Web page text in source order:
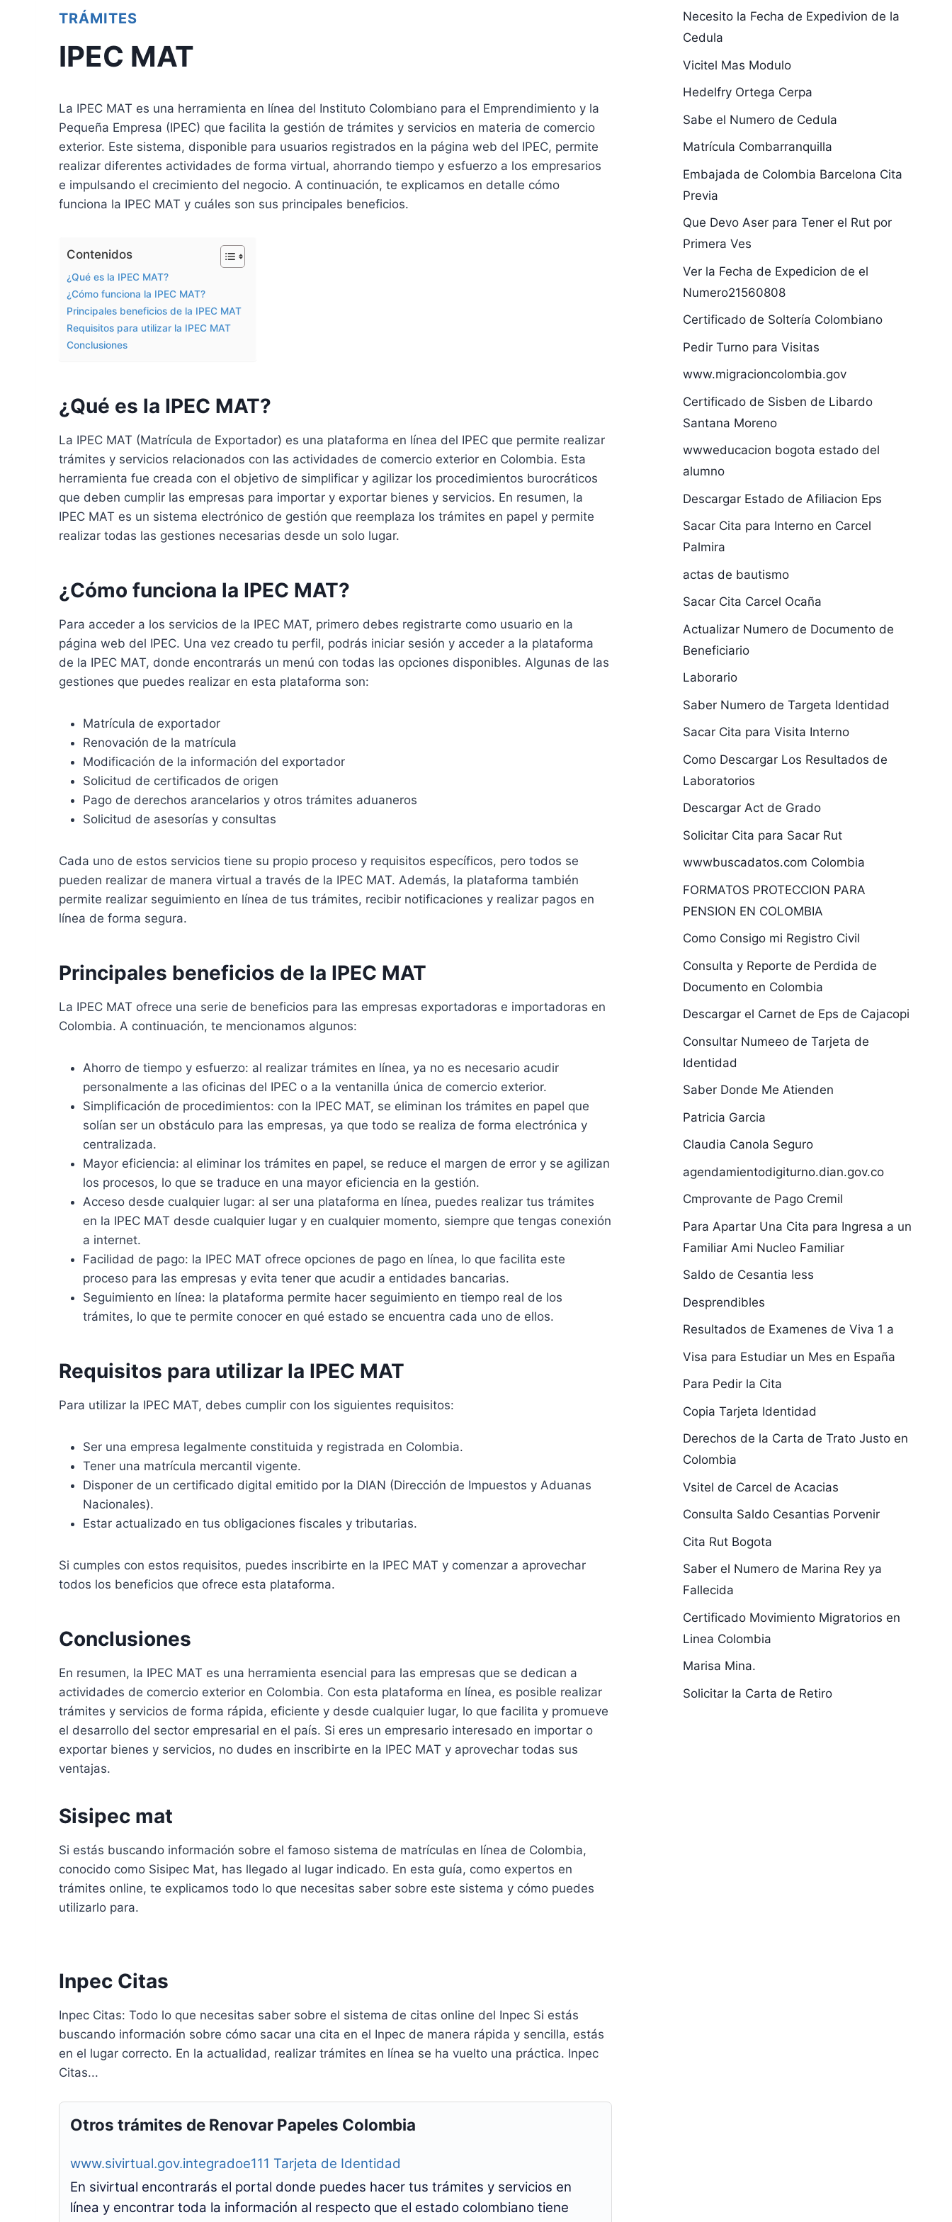
TRÁMITES
IPEC MAT
La IPEC MAT es una herramienta en línea del Instituto Colombiano para el Emprendimiento y la
Pequeña Empresa (IPEC) que facilita la gestión de trámites y servicios en materia de comercio
exterior. Este sistema, disponible para usuarios registrados en la página web del IPEC, permite
realizar diferentes actividades de forma virtual, ahorrando tiempo y esfuerzo a los empresarios
e impulsando el crecimiento del negocio. A continuación, te explicamos en detalle cómo
funciona la IPEC MAT y cuáles son sus principales beneficios.
Contenidos
¿Qué es la IPEC MAT?
¿Cómo funciona la IPEC MAT?
Principales beneficios de la IPEC MAT
Requisitos para utilizar la IPEC MAT
Conclusiones
¿Qué es la IPEC MAT?
La IPEC MAT (Matrícula de Exportador) es una plataforma en línea del IPEC que permite realizar
trámites y servicios relacionados con las actividades de comercio exterior en Colombia. Esta
herramienta fue creada con el objetivo de simplificar y agilizar los procedimientos burocráticos
que deben cumplir las empresas para importar y exportar bienes y servicios. En resumen, la
IPEC MAT es un sistema electrónico de gestión que reemplaza los trámites en papel y permite
realizar todas las gestiones necesarias desde un solo lugar.
¿Cómo funciona la IPEC MAT?
Para acceder a los servicios de la IPEC MAT, primero debes registrarte como usuario en la
página web del IPEC. Una vez creado tu perfil, podrás iniciar sesión y acceder a la plataforma
de la IPEC MAT, donde encontrarás un menú con todas las opciones disponibles. Algunas de las
gestiones que puedes realizar en esta plataforma son:
Matrícula de exportador
Renovación de la matrícula
Modificación de la información del exportador
Solicitud de certificados de origen
Pago de derechos arancelarios y otros trámites aduaneros
Solicitud de asesorías y consultas
Cada uno de estos servicios tiene su propio proceso y requisitos específicos, pero todos se
pueden realizar de manera virtual a través de la IPEC MAT. Además, la plataforma también
permite realizar seguimiento en línea de tus trámites, recibir notificaciones y realizar pagos en
línea de forma segura.
Principales beneficios de la IPEC MAT
La IPEC MAT ofrece una serie de beneficios para las empresas exportadoras e importadoras en
Colombia. A continuación, te mencionamos algunos:
Ahorro de tiempo y esfuerzo: al realizar trámites en línea, ya no es necesario acudir
personalmente a las oficinas del IPEC o a la ventanilla única de comercio exterior.
Simplificación de procedimientos: con la IPEC MAT, se eliminan los trámites en papel que
solían ser un obstáculo para las empresas, ya que todo se realiza de forma electrónica y
centralizada.
Mayor eficiencia: al eliminar los trámites en papel, se reduce el margen de error y se agilizan
los procesos, lo que se traduce en una mayor eficiencia en la gestión.
Acceso desde cualquier lugar: al ser una plataforma en línea, puedes realizar tus trámites
en la IPEC MAT desde cualquier lugar y en cualquier momento, siempre que tengas conexión
a internet.
Facilidad de pago: la IPEC MAT ofrece opciones de pago en línea, lo que facilita este
proceso para las empresas y evita tener que acudir a entidades bancarias.
Seguimiento en línea: la plataforma permite hacer seguimiento en tiempo real de los
trámites, lo que te permite conocer en qué estado se encuentra cada uno de ellos.
Requisitos para utilizar la IPEC MAT
Para utilizar la IPEC MAT, debes cumplir con los siguientes requisitos:
Ser una empresa legalmente constituida y registrada en Colombia.
Tener una matrícula mercantil vigente.
Disponer de un certificado digital emitido por la DIAN (Dirección de Impuestos y Aduanas
Nacionales).
Estar actualizado en tus obligaciones fiscales y tributarias.
Si cumples con estos requisitos, puedes inscribirte en la IPEC MAT y comenzar a aprovechar
todos los beneficios que ofrece esta plataforma.
Conclusiones
En resumen, la IPEC MAT es una herramienta esencial para las empresas que se dedican a
actividades de comercio exterior en Colombia. Con esta plataforma en línea, es posible realizar
trámites y servicios de forma rápida, eficiente y desde cualquier lugar, lo que facilita y promueve
el desarrollo del sector empresarial en el país. Si eres un empresario interesado en importar o
exportar bienes y servicios, no dudes en inscribirte en la IPEC MAT y aprovechar todas sus
ventajas.
Sisipec mat
Si estás buscando información sobre el famoso sistema de matrículas en línea de Colombia,
conocido como Sisipec Mat, has llegado al lugar indicado. En esta guía, como expertos en
trámites online, te explicamos todo lo que necesitas saber sobre este sistema y cómo puedes
utilizarlo para.
Inpec Citas
Inpec Citas: Todo lo que necesitas saber sobre el sistema de citas online del Inpec Si estás
buscando información sobre cómo sacar una cita en el Inpec de manera rápida y sencilla, estás
en el lugar correcto. En la actualidad, realizar trámites en línea se ha vuelto una práctica. Inpec
Citas...
Otros trámites de Renovar Papeles Colombia
www.sivirtual.gov.integradoe111 Tarjeta de Identidad
En sivirtual encontrarás el portal donde puedes hacer tus trámites y servicios en
línea y encontrar toda la información al respecto que el estado colombiano tiene
Necesito la Fecha de Expedivion de la
Cedula
Vicitel Mas Modulo
Hedelfry Ortega Cerpa
Sabe el Numero de Cedula
Matrícula Combarranquilla
Embajada de Colombia Barcelona Cita
Previa
Que Devo Aser para Tener el Rut por
Primera Ves
Ver la Fecha de Expedicion de el
Numero21560808
Certificado de Soltería Colombiano
Pedir Turno para Visitas
www.migracioncolombia.gov
Certificado de Sisben de Libardo
Santana Moreno
wwweducacion bogota estado del
alumno
Descargar Estado de Afiliacion Eps
Sacar Cita para Interno en Carcel
Palmira
actas de bautismo
Sacar Cita Carcel Ocaña
Actualizar Numero de Documento de
Beneficiario
Laborario
Saber Numero de Targeta Identidad
Sacar Cita para Visita Interno
Como Descargar Los Resultados de
Laboratorios
Descargar Act de Grado
Solicitar Cita para Sacar Rut
wwwbuscadatos.com Colombia
FORMATOS PROTECCION PARA
PENSION EN COLOMBIA
Como Consigo mi Registro Civil
Consulta y Reporte de Perdida de
Documento en Colombia
Descargar el Carnet de Eps de Cajacopi
Consultar Numeeo de Tarjeta de
Identidad
Saber Donde Me Atienden
Patricia Garcia
Claudia Canola Seguro
agendamientodigiturno.dian.gov.co
Cmprovante de Pago Cremil
Para Apartar Una Cita para Ingresa a un
Familiar Ami Nucleo Familiar
Saldo de Cesantia Iess
Desprendibles
Resultados de Examenes de Viva 1 a
Visa para Estudiar un Mes en España
Para Pedir la Cita
Copia Tarjeta Identidad
Derechos de la Carta de Trato Justo en
Colombia
Vsitel de Carcel de Acacias
Consulta Saldo Cesantias Porvenir
Cita Rut Bogota
Saber el Numero de Marina Rey ya
Fallecida
Certificado Movimiento Migratorios en
Linea Colombia
Marisa Mina.
Solicitar la Carta de Retiro